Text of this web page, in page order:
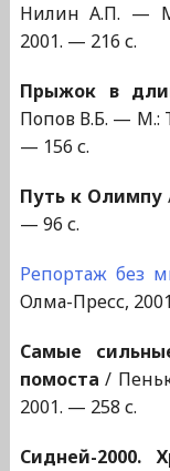
Нилин А.П. —
2001. — 216 с.
Прыжок в
Попов В.Б. — М.:
— 156 с.
Путь к Олимпу
— 96 с.
Репортаж без
Олма-Пресс,
Самые
помоста /
2001. — 258 с.
Сидней-2000.